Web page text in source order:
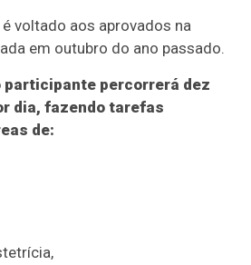
voltado aos aprovados na
em outubro do ano passado.
participante percorrerá dez
dia, fazendo tarefas
de: